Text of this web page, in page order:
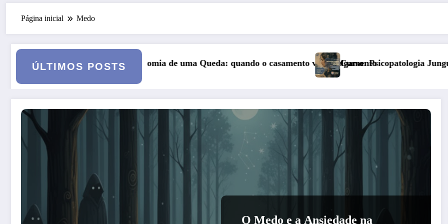
Página inicial Medo
ÚLTIMOS POSTS
de uma Queda: quando o casamento vai a julgamentoCurso: Psicopatologia Junguiana Clínica – Turma 6 Kore,
O Medo e a Ansiedade na